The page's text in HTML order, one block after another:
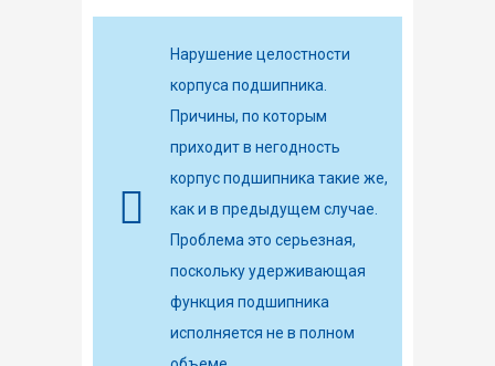
Нарушение целостности
корпуса подшипника.
Причины, по которым
приходит в негодность
корпус подшипника такие же,
как и в предыдущем случае.
Проблема это серьезная,
поскольку удерживающая
функция подшипника
исполняется не в полном